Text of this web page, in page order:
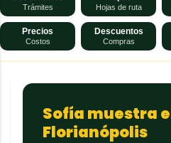
Trámites Hojas de ruta
Precios
Costos
Descuentos
Compras
Sofía muestra
Florianópolis